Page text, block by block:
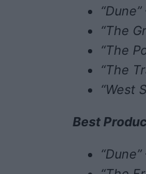
“The
“The
“The
“West
Best